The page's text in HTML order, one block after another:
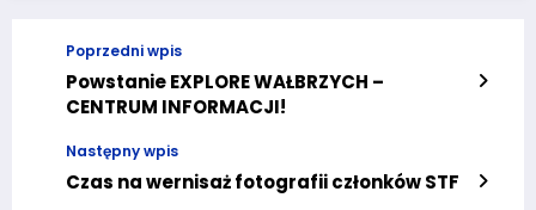
Poprzedni wpis
Powstanie EXPLORE WAŁBRZYCH –
CENTRUM INFORMACJI!
Następny wpis
Czas na wernisaż fotografii członków STF